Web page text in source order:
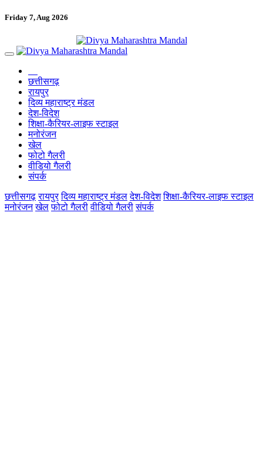
Friday 7, Aug 2026
छत्तीसगढ़
रायपुर
दिव्य महाराष्ट्र मंडल
देश-विदेश
शिक्षा-कैरियर-लाइफ स्टाइल
मनोरंजन
खेल
फोटो गैलरी
वीडियो गैलरी
संपर्क
छत्तीसगढ़ रायपुर दिव्य महाराष्ट्र मंडल देश-विदेश शिक्षा-कैरियर-लाइफ स्टाइल
मनोरंजन खेल फोटो गैलरी वीडियो गैलरी संपर्क